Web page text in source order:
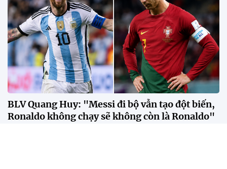
BLV Quang Huy: "Messi đi bộ vẫn tạo đột biến,
Ronaldo không chạy sẽ không còn là Ronaldo"